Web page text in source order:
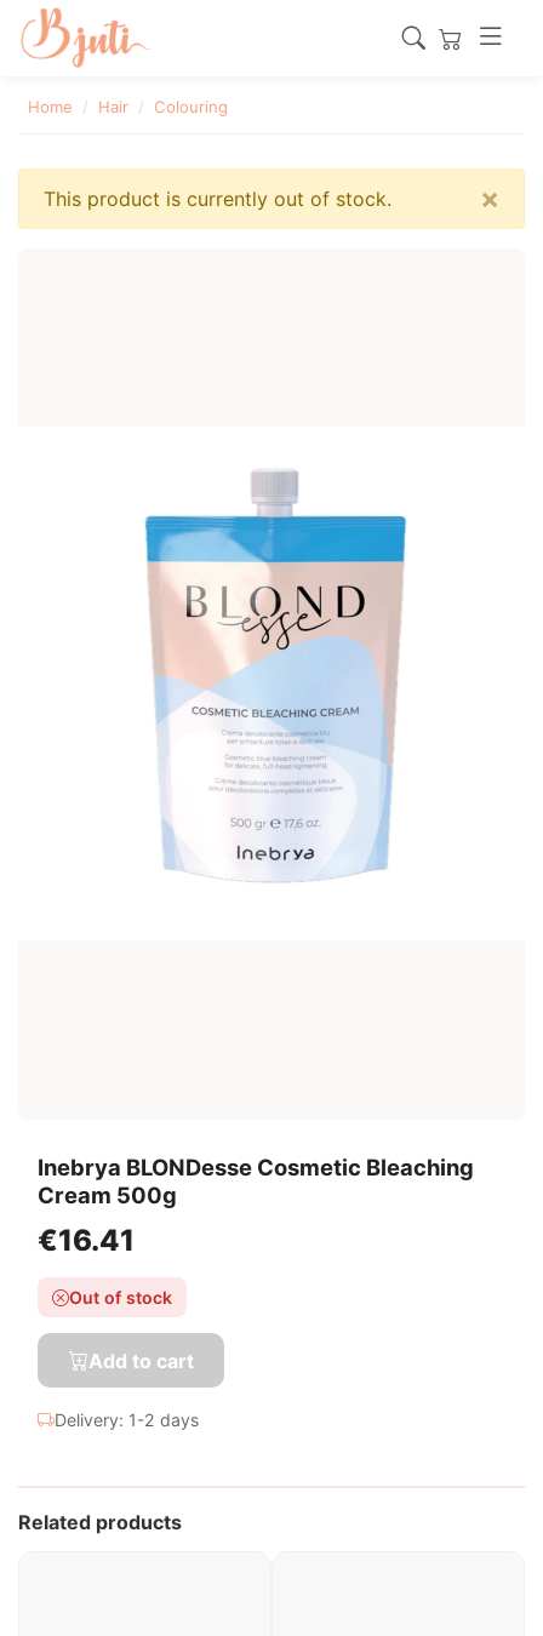
Home Hair Colouring
This product is currently out of stock. ×
Inebrya BLONDesse Cosmetic Bleaching
Cream 500g
€16.41
Out of stock
Add to cart
Delivery: 1-2 days
Related products